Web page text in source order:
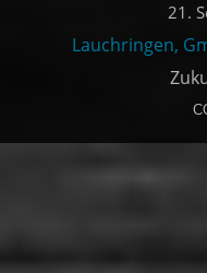
21.
Lauchringen,